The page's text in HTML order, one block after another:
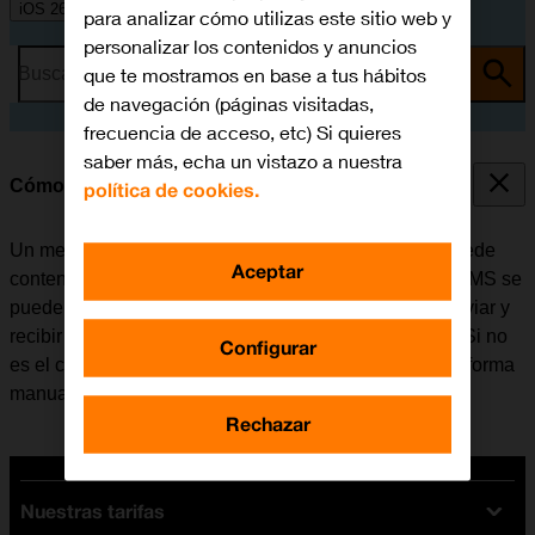
iOS 26
Busca por problema o tema
Cómo configurar el móvil para MMS
Un mensaje multimedia (MMS) es un mensaje que puede
contener imágenes y otros archivos multimedia. Los MMS se
pueden enviar a otros teléfonos móviles. Se puede enviar y
recibir MMS una vez se haya insertado la tarjeta SIM. Si no
es el caso, se puede configurar el móvil para MMS de forma
manual.
Nuestras tarifas
para analizar cómo utilizas este sitio web y
personalizar los contenidos y anuncios
que te mostramos en base a tus hábitos
de navegación (páginas visitadas,
frecuencia de acceso, etc) Si quieres
saber más, echa un vistazo a nuestra
política de cookies.
Configurar
Rechazar
Aceptar